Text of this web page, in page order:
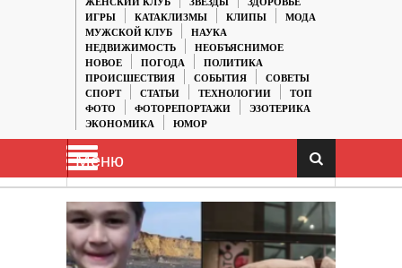
ИГРЫ
КАТАКЛИЗМЫ КЛИПЫ
МОДА
МУЖСКОЙ КЛУБ
НАУКА
НЕДВИЖИМОСТЬ
НЕОБЪЯСНИМОЕ
НОВОЕ
ПОГОДА
ПОЛИТИКА
ПРОИСШЕСТВИЯ
СОБЫТИЯ
СОВЕТЫ
СПОРТ
СТАТЬИ ТЕХНОЛОГИИ
ТОП
ФОТО
ФОТОРЕПОРТАЖИ
ЭЗОТЕРИКА
ЭКОНОМИКА
ЮМОР
Меню